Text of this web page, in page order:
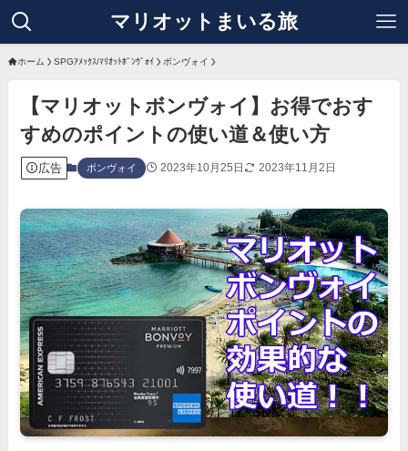
マリオットまいる旅
ホーム SPGｱﾒｯｸｽ/ﾏﾘｵｯﾄﾎﾞﾝｳﾞｫｲ ボンヴォイ
【マリオットボンヴォイ】お得でおす
すめのポイントの使い道＆使い方
広告 ボンヴォイ 2023年10月25日 2023年11月2日